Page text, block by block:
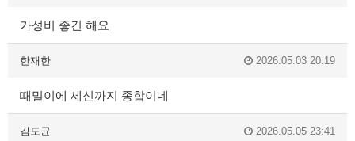
가성비 좋긴 해요
한재한 2026.05.03 20:19
때밀이에 세신까지 종합이네
김도균 2026.05.05 23:41